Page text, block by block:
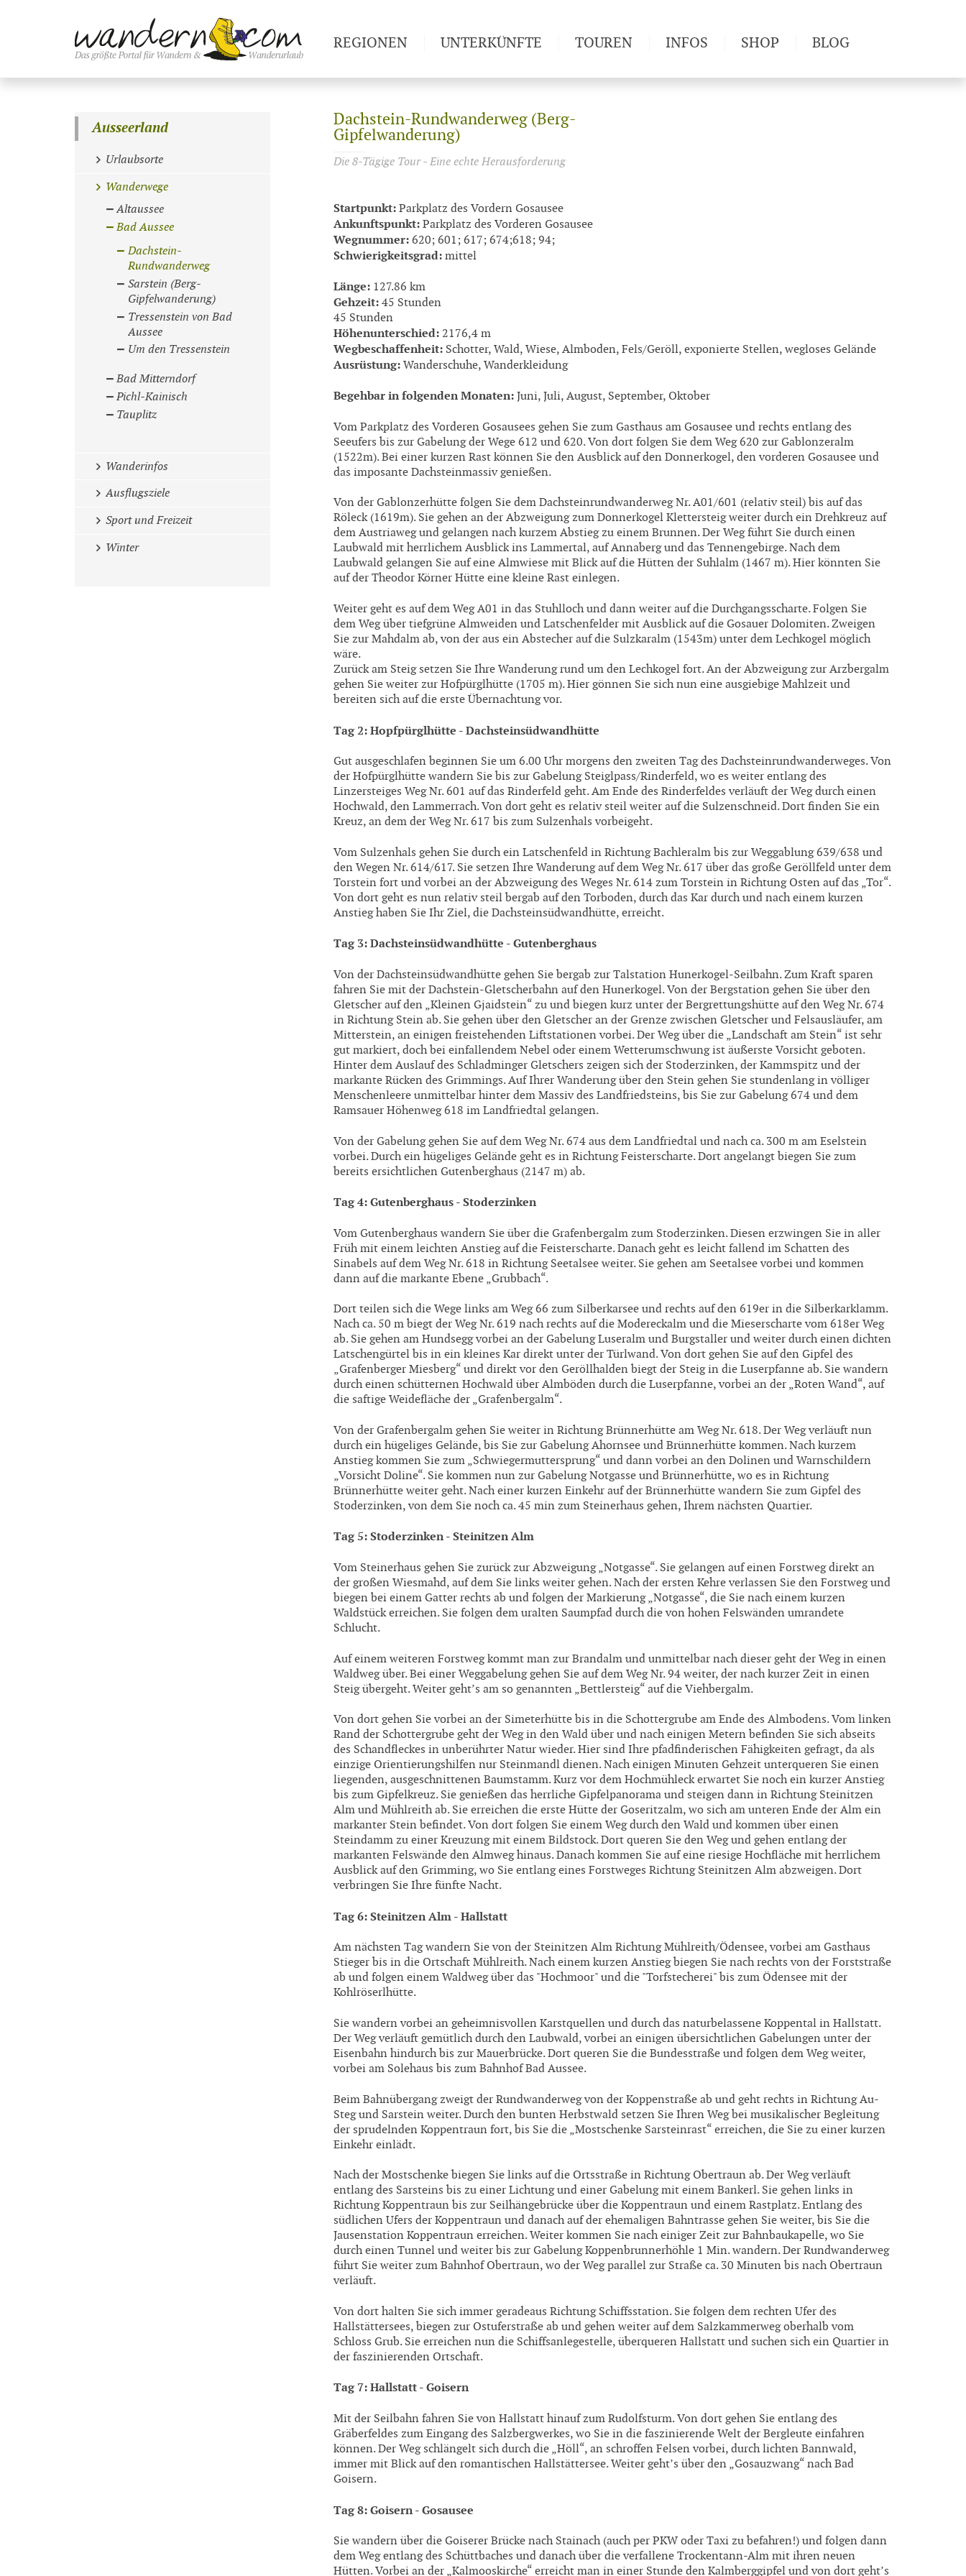
Dachstein-Rundwanderweg (Berg-
Gipfelwanderung)
Die 8-Tägige Tour - Eine echte Herausforderung
Startpunkt: Parkplatz des Vordern Gosausee
Ankunftspunkt: Parkplatz des Vorderen Gosausee
Wegnummer: 620; 601; 617; 674;618; 94;
Schwierigkeitsgrad: mittel
Länge: 127.86 km
Gehzeit: 45 Stunden
45 Stunden
Höhenunterschied: 2176,4 m
Wegbeschaffenheit: Schotter, Wald, Wiese, Almboden, Fels/Geröll, exponierte Stellen, wegloses Gelände
Ausrüstung: Wanderschuhe, Wanderkleidung
Begehbar in folgenden Monaten: Juni, Juli, August, September, Oktober
Vom Parkplatz des Vorderen Gosausees gehen Sie zum Gasthaus am Gosausee und rechts entlang des
Seeufers bis zur Gabelung der Wege 612 und 620. Von dort folgen Sie dem Weg 620 zur Gablonzeralm
(1522m). Bei einer kurzen Rast können Sie den Ausblick auf den Donnerkogel, den vorderen Gosausee und
das imposante Dachsteinmassiv genießen.
Von der Gablonzerhütte folgen Sie dem Dachsteinrundwanderweg Nr. A01/601 (relativ steil) bis auf das
Röleck (1619m). Sie gehen an der Abzweigung zum Donnerkogel Klettersteig weiter durch ein Drehkreuz auf
dem Austriaweg und gelangen nach kurzem Abstieg zu einem Brunnen. Der Weg führt Sie durch einen
Laubwald mit herrlichem Ausblick ins Lammertal, auf Annaberg und das Tennengebirge. Nach dem
Laubwald gelangen Sie auf eine Almwiese mit Blick auf die Hütten der Suhlalm (1467 m). Hier könnten Sie
auf der Theodor Körner Hütte eine kleine Rast einlegen.
Weiter geht es auf dem Weg A01 in das Stuhlloch und dann weiter auf die Durchgangsscharte. Folgen Sie
dem Weg über tiefgrüne Almweiden und Latschenfelder mit Ausblick auf die Gosauer Dolomiten. Zweigen
Sie zur Mahdalm ab, von der aus ein Abstecher auf die Sulzkaralm (1543m) unter dem Lechkogel möglich
wäre.
Zurück am Steig setzen Sie Ihre Wanderung rund um den Lechkogel fort. An der Abzweigung zur Arzbergalm
gehen Sie weiter zur Hofpürglhütte (1705 m). Hier gönnen Sie sich nun eine ausgiebige Mahlzeit und
bereiten sich auf die erste Übernachtung vor.
Tag 2: Hopfpürglhütte - Dachsteinsüdwandhütte
Gut ausgeschlafen beginnen Sie um 6.00 Uhr morgens den zweiten Tag des Dachsteinrundwanderweges. Von
der Hofpürglhütte wandern Sie bis zur Gabelung Steiglpass/Rinderfeld, wo es weiter entlang des
Linzersteiges Weg Nr. 601 auf das Rinderfeld geht. Am Ende des Rinderfeldes verläuft der Weg durch einen
Hochwald, den Lammerrach. Von dort geht es relativ steil weiter auf die Sulzenschneid. Dort finden Sie ein
Kreuz, an dem der Weg Nr. 617 bis zum Sulzenhals vorbeigeht.
Vom Sulzenhals gehen Sie durch ein Latschenfeld in Richtung Bachleralm bis zur Weggablung 639/638 und
den Wegen Nr. 614/617. Sie setzen Ihre Wanderung auf dem Weg Nr. 617 über das große Geröllfeld unter dem
Torstein fort und vorbei an der Abzweigung des Weges Nr. 614 zum Torstein in Richtung Osten auf das „Tor“.
Von dort geht es nun relativ steil bergab auf den Torboden, durch das Kar durch und nach einem kurzen
Anstieg haben Sie Ihr Ziel, die Dachsteinsüdwandhütte, erreicht.
Tag 3: Dachsteinsüdwandhütte - Gutenberghaus
Von der Dachsteinsüdwandhütte gehen Sie bergab zur Talstation Hunerkogel-Seilbahn. Zum Kraft sparen
fahren Sie mit der Dachstein-Gletscherbahn auf den Hunerkogel. Von der Bergstation gehen Sie über den
Gletscher auf den „Kleinen Gjaidstein“ zu und biegen kurz unter der Bergrettungshütte auf den Weg Nr. 674
in Richtung Stein ab. Sie gehen über den Gletscher an der Grenze zwischen Gletscher und Felsausläufer, am
Mitterstein, an einigen freistehenden Liftstationen vorbei. Der Weg über die „Landschaft am Stein“ ist sehr
gut markiert, doch bei einfallendem Nebel oder einem Wetterumschwung ist äußerste Vorsicht geboten.
Hinter dem Auslauf des Schladminger Gletschers zeigen sich der Stoderzinken, der Kammspitz und der
markante Rücken des Grimmings. Auf Ihrer Wanderung über den Stein gehen Sie stundenlang in völliger
Menschenleere unmittelbar hinter dem Massiv des Landfriedsteins, bis Sie zur Gabelung 674 und dem
Ramsauer Höhenweg 618 im Landfriedtal gelangen.
Von der Gabelung gehen Sie auf dem Weg Nr. 674 aus dem Landfriedtal und nach ca. 300 m am Eselstein
vorbei. Durch ein hügeliges Gelände geht es in Richtung Feisterscharte. Dort angelangt biegen Sie zum
bereits ersichtlichen Gutenberghaus (2147 m) ab.
Tag 4: Gutenberghaus - Stoderzinken
Vom Gutenberghaus wandern Sie über die Grafenbergalm zum Stoderzinken. Diesen erzwingen Sie in aller
Früh mit einem leichten Anstieg auf die Feisterscharte. Danach geht es leicht fallend im Schatten des
Sinabels auf dem Weg Nr. 618 in Richtung Seetalsee weiter. Sie gehen am Seetalsee vorbei und kommen
dann auf die markante Ebene „Grubbach“.
Dort teilen sich die Wege links am Weg 66 zum Silberkarsee und rechts auf den 619er in die Silberkarklamm.
Nach ca. 50 m biegt der Weg Nr. 619 nach rechts auf die Modereckalm und die Mieserscharte vom 618er Weg
ab. Sie gehen am Hundsegg vorbei an der Gabelung Luseralm und Burgstaller und weiter durch einen dichten
Latschengürtel bis in ein kleines Kar direkt unter der Türlwand. Von dort gehen Sie auf den Gipfel des
„Grafenberger Miesberg“ und direkt vor den Geröllhalden biegt der Steig in die Luserpfanne ab. Sie wandern
durch einen schütternen Hochwald über Almböden durch die Luserpfanne, vorbei an der „Roten Wand“, auf
die saftige Weidefläche der „Grafenbergalm“.
Von der Grafenbergalm gehen Sie weiter in Richtung Brünnerhütte am Weg Nr. 618. Der Weg verläuft nun
durch ein hügeliges Gelände, bis Sie zur Gabelung Ahornsee und Brünnerhütte kommen. Nach kurzem
Anstieg kommen Sie zum „Schwiegermuttersprung“ und dann vorbei an den Dolinen und Warnschildern
„Vorsicht Doline“. Sie kommen nun zur Gabelung Notgasse und Brünnerhütte, wo es in Richtung
Brünnerhütte weiter geht. Nach einer kurzen Einkehr auf der Brünnerhütte wandern Sie zum Gipfel des
Stoderzinken, von dem Sie noch ca. 45 min zum Steinerhaus gehen, Ihrem nächsten Quartier.
Tag 5: Stoderzinken - Steinitzen Alm
Vom Steinerhaus gehen Sie zurück zur Abzweigung „Notgasse“. Sie gelangen auf einen Forstweg direkt an
der großen Wiesmahd, auf dem Sie links weiter gehen. Nach der ersten Kehre verlassen Sie den Forstweg und
biegen bei einem Gatter rechts ab und folgen der Markierung „Notgasse“, die Sie nach einem kurzen
Waldstück erreichen. Sie folgen dem uralten Saumpfad durch die von hohen Felswänden umrandete
Schlucht.
Auf einem weiteren Forstweg kommt man zur Brandalm und unmittelbar nach dieser geht der Weg in einen
Waldweg über. Bei einer Weggabelung gehen Sie auf dem Weg Nr. 94 weiter, der nach kurzer Zeit in einen
Steig übergeht. Weiter geht’s am so genannten „Bettlersteig“ auf die Viehbergalm.
Von dort gehen Sie vorbei an der Simeterhütte bis in die Schottergrube am Ende des Almbodens. Vom linken
Rand der Schottergrube geht der Weg in den Wald über und nach einigen Metern befinden Sie sich abseits
des Schandfleckes in unberührter Natur wieder. Hier sind Ihre pfadfinderischen Fähigkeiten gefragt, da als
einzige Orientierungshilfen nur Steinmandl dienen. Nach einigen Minuten Gehzeit unterqueren Sie einen
liegenden, ausgeschnittenen Baumstamm. Kurz vor dem Hochmühleck erwartet Sie noch ein kurzer Anstieg
bis zum Gipfelkreuz. Sie genießen das herrliche Gipfelpanorama und steigen dann in Richtung Steinitzen
Alm und Mühlreith ab. Sie erreichen die erste Hütte der Goseritzalm, wo sich am unteren Ende der Alm ein
markanter Stein befindet. Von dort folgen Sie einem Weg durch den Wald und kommen über einen
Steindamm zu einer Kreuzung mit einem Bildstock. Dort queren Sie den Weg und gehen entlang der
markanten Felswände den Almweg hinaus. Danach kommen Sie auf eine riesige Hochfläche mit herrlichem
Ausblick auf den Grimming, wo Sie entlang eines Forstweges Richtung Steinitzen Alm abzweigen. Dort
verbringen Sie Ihre fünfte Nacht.
Tag 6: Steinitzen Alm - Hallstatt
Am nächsten Tag wandern Sie von der Steinitzen Alm Richtung Mühlreith/Ödensee, vorbei am Gasthaus
Stieger bis in die Ortschaft Mühlreith. Nach einem kurzen Anstieg biegen Sie nach rechts von der Forststraße
ab und folgen einem Waldweg über das "Hochmoor" und die "Torfstecherei" bis zum Ödensee mit der
Kohlröserlhütte.
Sie wandern vorbei an geheimnisvollen Karstquellen und durch das naturbelassene Koppental in Hallstatt.
Der Weg verläuft gemütlich durch den Laubwald, vorbei an einigen übersichtlichen Gabelungen unter der
Eisenbahn hindurch bis zur Mauerbrücke. Dort queren Sie die Bundesstraße und folgen dem Weg weiter,
vorbei am Solehaus bis zum Bahnhof Bad Aussee.
Beim Bahnübergang zweigt der Rundwanderweg von der Koppenstraße ab und geht rechts in Richtung Au-
Steg und Sarstein weiter. Durch den bunten Herbstwald setzen Sie Ihren Weg bei musikalischer Begleitung
der sprudelnden Koppentraun fort, bis Sie die „Mostschenke Sarsteinrast“ erreichen, die Sie zu einer kurzen
Einkehr einlädt.
Nach der Mostschenke biegen Sie links auf die Ortsstraße in Richtung Obertraun ab. Der Weg verläuft
entlang des Sarsteins bis zu einer Lichtung und einer Gabelung mit einem Bankerl. Sie gehen links in
Richtung Koppentraun bis zur Seilhängebrücke über die Koppentraun und einem Rastplatz. Entlang des
südlichen Ufers der Koppentraun und danach auf der ehemaligen Bahntrasse gehen Sie weiter, bis Sie die
Jausenstation Koppentraun erreichen. Weiter kommen Sie nach einiger Zeit zur Bahnbaukapelle, wo Sie
durch einen Tunnel und weiter bis zur Gabelung Koppenbrunnerhöhle 1 Min. wandern. Der Rundwanderweg
führt Sie weiter zum Bahnhof Obertraun, wo der Weg parallel zur Straße ca. 30 Minuten bis nach Obertraun
verläuft.
Von dort halten Sie sich immer geradeaus Richtung Schiffsstation. Sie folgen dem rechten Ufer des
Hallstättersees, biegen zur Ostuferstraße ab und gehen weiter auf dem Salzkammerweg oberhalb vom
Schloss Grub. Sie erreichen nun die Schiffsanlegestelle, überqueren Hallstatt und suchen sich ein Quartier in
der faszinierenden Ortschaft.
Tag 7: Hallstatt - Goisern
Mit der Seilbahn fahren Sie von Hallstatt hinauf zum Rudolfsturm. Von dort gehen Sie entlang des
Gräberfeldes zum Eingang des Salzbergwerkes, wo Sie in die faszinierende Welt der Bergleute einfahren
können. Der Weg schlängelt sich durch die „Höll“, an schroffen Felsen vorbei, durch lichten Bannwald,
immer mit Blick auf den romantischen Hallstättersee. Weiter geht’s über den „Gosauzwang“ nach Bad
Goisern.
Tag 8: Goisern - Gosausee
Sie wandern über die Goiserer Brücke nach Stainach (auch per PKW oder Taxi zu befahren!) und folgen dann
dem Weg entlang des Schüttbaches und danach über die verfallene Trockentann-Alm mit ihren neuen
Hütten. Vorbei an der „Kalmooskirche“ erreicht man in einer Stunde den Kalmberggipfel und von dort geht’s
Ausseerland
Urlaubsorte
Wanderwege
Altaussee
Bad Aussee
Dachstein-
Rundwanderweg
Sarstein (Berg-
Gipfelwanderung)
Tressenstein von Bad
Aussee
Um den Tressenstein
Bad Mitterndorf
Pichl-Kainisch
Tauplitz
Wanderinfos
Ausflugsziele
Sport und Freizeit
Winter
REGIONEN UNTERKÜNFTE TOUREN INFOS SHOP BLOG